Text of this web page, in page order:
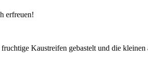
erfreuen!
Kaustreifen gebastelt und die